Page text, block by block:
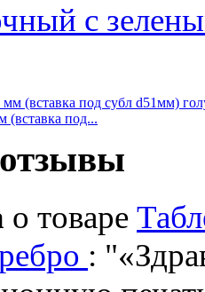
с
под...
о товаре
: